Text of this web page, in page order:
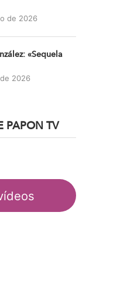
de 2026
«Sequela
2026
PAPON TV